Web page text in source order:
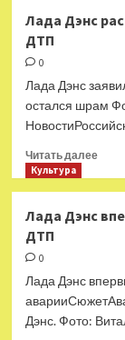
Лада Дэнс
ДТП
0
Лада Дэнс
остался шрам
Читать далее
Дэнс
ДТП
Культура
Лада Дэнс
ДТП
0
Лада Дэнс
Дэнс. Фото: